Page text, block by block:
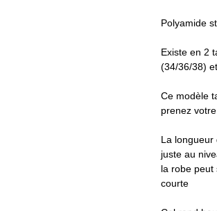
Polyamide
Existe en 2
(34/36/38)
Ce modèle
prenez
La longueur
juste au
la robe peut
courte